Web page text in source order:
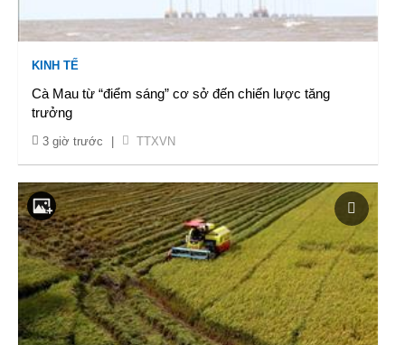
KINH TẾ
Cà Mau từ “điểm sáng” cơ sở đến chiến lược tăng
trưởng
3 giờ trước TTXVN